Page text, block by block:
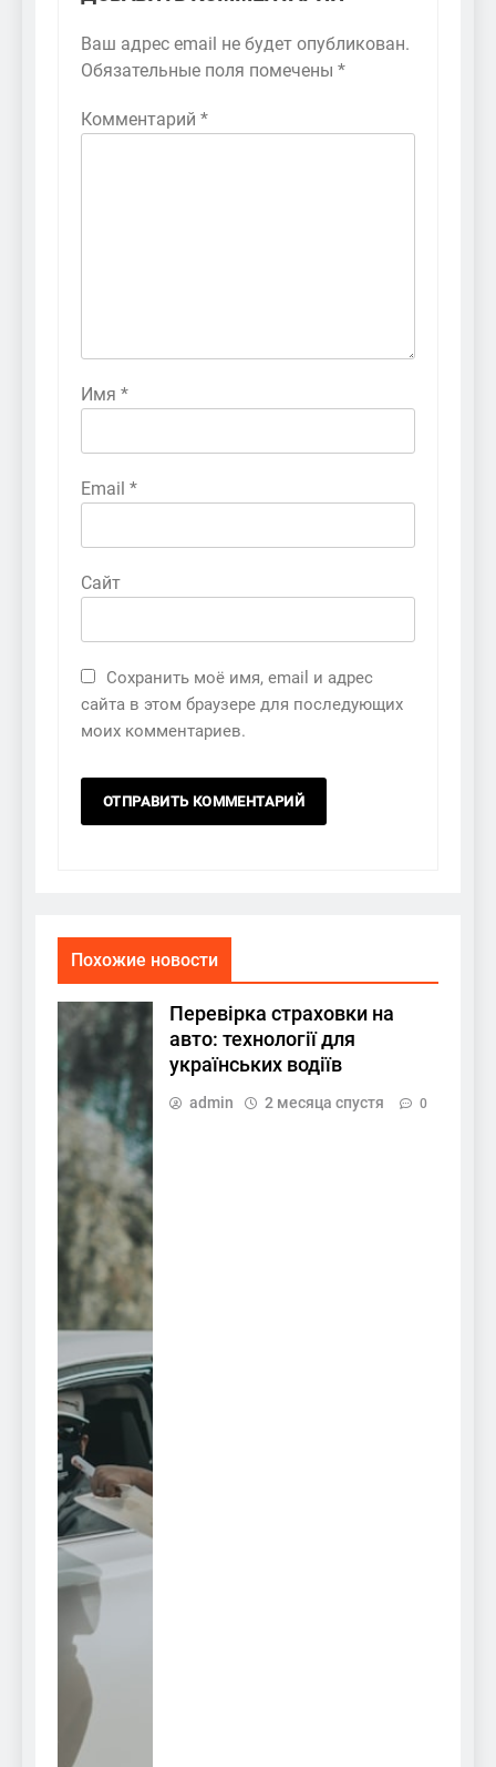
Ваш адрес email не будет опубликован.
Обязательные поля помечены *
Комментарий *
Имя *
Email *
Сайт
Сохранить моё имя, email и адрес
сайта в этом браузере для последующих
моих комментариев.
Похожие новости
Перевірка страховки на
авто: технології для
українських водіїв
admin 2 месяца спустя 0